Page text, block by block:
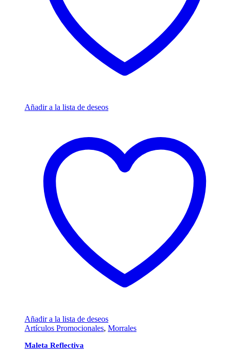
Añadir a la lista de deseos
Añadir a la lista de deseos
Artículos Promocionales, Morrales
Maleta Reflectiva